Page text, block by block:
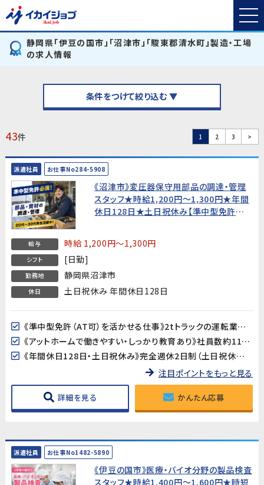
静岡県「伊豆の国市」「沼津市」「駿東郡清水町」製造・工場
の求人情報
条件をつけて絞り込む ▼
43件 1 2 3 >
派遣社員 お仕事No284-5908
《沼津市》変圧器保守用部品の調達・管理
スタッフ★時給1,200円〜1,300円★年間
休日128日★土日祝休み【準中型免許必
給与 時給 1,200円～1,300円
シフト [日勤]
勤務地 静岡県沼津市
休日 土日祝休み 年間休日128日
《準中型免許（AT可）を活かせる仕事》2tトラックの運転業務があるため、準中型免許が必須です。運転スキルを活かしながら、部品の調達・管理・出荷までを担う幅広い業務に携われます。
《アットホームで働きやすい・しっかり教育あり》社員数約110名の落ち着いた規模の製造会社です。業務の引き継ぎ・教育制度がしっかり整っており、製造業未経験の方も安心してスタートできます。
《年間休日128日・土日祝休み》完全週休2日制（土日祝休み）で、GW・夏季・年末年始の大型連休も充実。プライベートとのバランスが取りやすい環境です。
注目ポイントをもっと見る
詳細を見る かんたん応募
派遣社員 お仕事No1482-5890
《伊豆の国市》医療・バイオ分野の製品検査
スタッフ★時給1,400円〜1,600円★時短